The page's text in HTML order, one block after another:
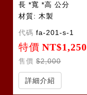
長 *寬 *高 公分
材質: 木製
代碼 fa-201-s-1
特價 NT$1,250
售價 $2,000
詳細介紹